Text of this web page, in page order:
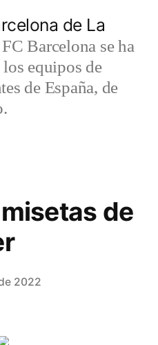
de La
Barcelona se ha
equipos de
de España, de
de
2022